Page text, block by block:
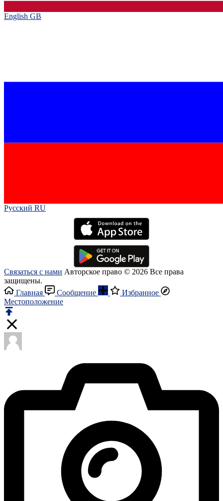
English GB‎
Русский RU‎
Связаться с нами Авторское право © 2026 Все права
защищены.
Главная
Сообщение
Избранное
Местоположение